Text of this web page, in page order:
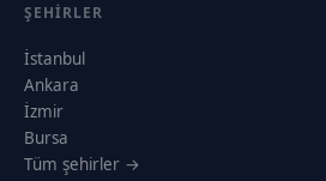
ŞEHIRLER
İstanbul
Ankara
İzmir
Bursa
Tüm şehirler →